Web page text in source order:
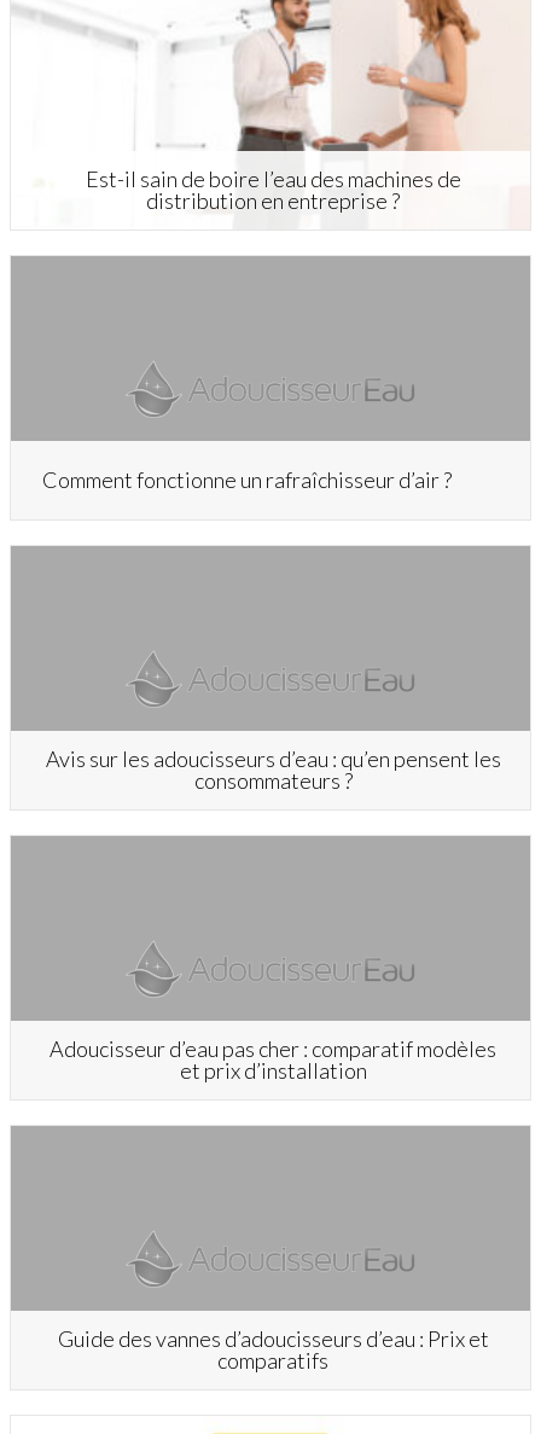
Est-il sain de boire l’eau des machines de
distribution en entreprise ?
Comment fonctionne un rafraîchisseur d’air ?
Avis sur les adoucisseurs d’eau : qu’en pensent les
consommateurs ?
Adoucisseur d’eau pas cher : comparatif modèles
et prix d’installation
Guide des vannes d’adoucisseurs d’eau : Prix et
comparatifs